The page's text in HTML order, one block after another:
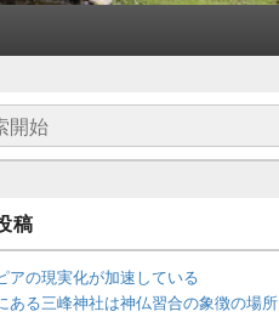
稿
アの現実化が加速している
ある三峰神社は神仏習合の象徴の場所